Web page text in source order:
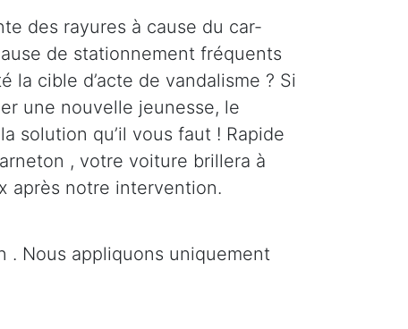
des rayures à cause du car-
de stationnement fréquents
la cible d’acte de vandalisme ? Si
une nouvelle jeunesse, le
solution qu’il vous faut ! Rapide
, votre voiture brillera à
après notre intervention.
. Nous appliquons uniquement